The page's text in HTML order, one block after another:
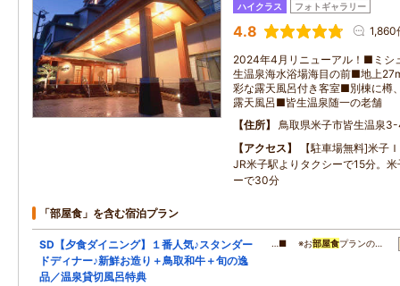
ハイクラス フォトギャラリー
4.8 1,860
2024年4月リニューアル！■ミシ
生温泉海水浴場海目の前■地上
彩な露天風呂付き客室■別棟に樽
露天風呂■皆生温泉随一の老舗
住所
鳥取県米子市皆生温泉
アクセス
【駐車場無料]米子
JR米子駅よりタクシーで15分。
ーで30分
「部屋食」を含む宿泊プラン
SD【夕食ダイニング】１番人気♪スタンダー
ドディナー♪新鮮お造り＋鳥取和牛＋旬の逸
品／温泉貸切風呂特典
…■ ※お部屋食プランの…